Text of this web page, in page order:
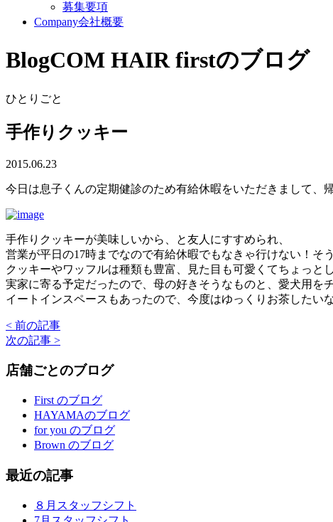
募集要項
Company会社概要
BlogCOM HAIR firstのブログ
ひとりごと
手作りクッキー
2015.06.23
今日は息子くんの定期健診のため有給休暇をいただきまして、
手作りクッキーが美味しいから、と友人にすすめられ、
営業が平日の17時までなので有給休暇でもなきゃ行けない！そ
クッキーやワッフルは種類も豊富、見た目も可愛くてちょっと
実家に寄る予定だったので、母の好きそうなものと、愛犬用を
イートインスペースもあったので、今度はゆっくりお茶したい
< 前の記事
次の記事 >
店舗ごとのブログ
First のブログ
HAYAMAのブログ
for you のブログ
Brown のブログ
最近の記事
８月スタッフシフト